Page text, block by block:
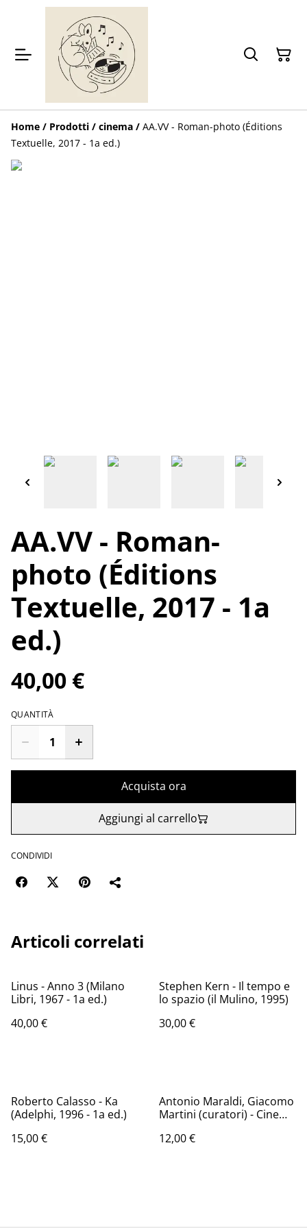
Home / Prodotti / cinema / AA.VV - Roman-photo (Éditions
Textuelle, 2017 - 1a ed.)
AA.VV - Roman-
photo (Éditions
Textuelle, 2017 - 1a
ed.)
40,00 €
QUANTITÀ
Acquista ora
Aggiungi al carrello
CONDIVIDI
Articoli correlati
Linus - Anno 3 (Milano
Libri, 1967 - 1a ed.)
40,00 €
Stephen Kern - Il tempo e
lo spazio (il Mulino, 1995)
30,00 €
Roberto Calasso - Ka
(Adelphi, 1996 - 1a ed.)
15,00 €
Antonio Maraldi, Giacomo
Martini (curatori) - Cinema
Ponte Vecchio, 1999)
12,00 €